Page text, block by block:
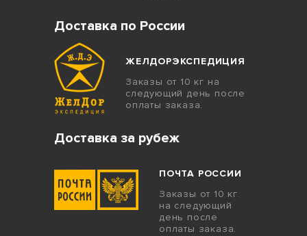
Доставка по России
ЖЕЛДОРЭКСПЕДИЦИЯ
Заказы от 10 кг на
следующий день после
оплаты заказа.
Доставка за рубеж
ПОЧТА РОССИИ
Заказы от 10 кг
на следующий
день после
оплаты заказа.